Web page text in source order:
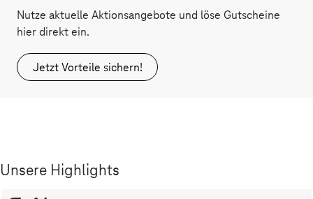
Nutze aktuelle Aktionsangebote und löse Gutscheine
hier direkt ein.
Jetzt Vorteile sichern!
Unsere Highlights